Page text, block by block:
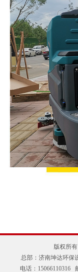
版权所
总部：济南坤达环保
电话：15066110316